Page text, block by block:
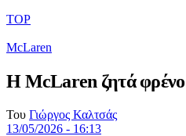
TOP
McLaren
Η McLaren ζητά φρένο
Του Γιώργος Καλτσάς
13/05/2026 - 16:13